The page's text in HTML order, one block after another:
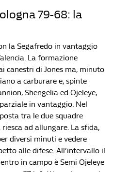
79-68: la
la Segafredo in vantaggio
La formazione
canestri di Jones ma, minuto
a carburare e, spinte
Shengelia ed Ojeleye,
in vantaggio. Nel
tra le due squadre
riesca ad allungare. La sfida,
diversi minuti e vedere
alle difese. All’intervallo il
in campo è Semi Ojeleye